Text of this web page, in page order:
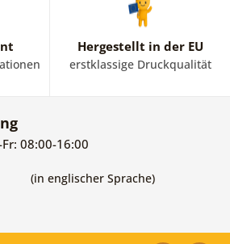
Hergestellt in der EU
erstklassige Druckqualität
08:00-16:00
(in englischer Sprache)